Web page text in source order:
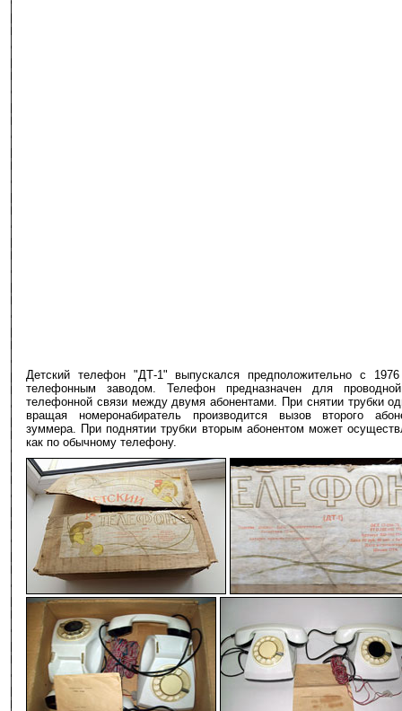
Детский телефон "ДТ-1" выпускался предположительно с
телефонным заводом. Телефон предназначен для проводной
телефонной связи между двумя абонентами. При снятии трубки
вращая номеронабиратель производится вызов второго
зуммера. При поднятии трубки вторым абонентом может
как по обычному телефону.